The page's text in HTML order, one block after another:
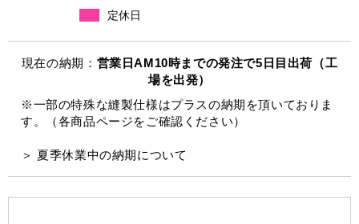
定休日
現在の納期： 営業日AM10時までの発注で5日目出荷（工
場を出発）
※一部の特殊な縫製仕様はプラスの納期を頂いておりま
す。（各商品ページをご確認ください）
＞ 夏季休業中の納期について